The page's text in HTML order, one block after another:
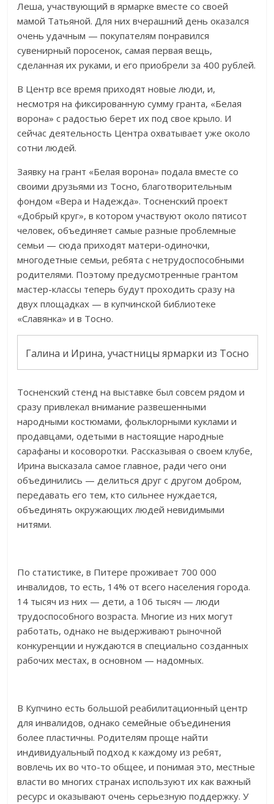
Леша, участвующий в ярмарке вместе со своей
мамой Татьяной. Для них вчерашний день оказался
очень удачным — покупателям понравился
сувенирный поросенок, самая первая вещь,
сделанная их руками, и его приобрели за 400 рублей.
В Центр все время приходят новые люди, и,
несмотря на фиксированную сумму гранта, «Белая
ворона» с радостью берет их под свое крыло. И
сейчас деятельность Центра охватывает уже около
сотни людей.
Заявку на грант «Белая ворона» подала вместе со
своими друзьями из Тосно, благотворительным
фондом «Вера и Надежда». Тосненский проект
«Добрый круг», в котором участвуют около пятисот
человек, объединяет самые разные проблемные
семьи — сюда приходят матери-одиночки,
многодетные семьи, ребята с нетрудоспособными
родителями. Поэтому предусмотренные грантом
мастер-классы теперь будут проходить сразу на
двух площадках — в купчинской библиотеке
«Славянка» и в Тосно.
Галина и Ирина, участницы ярмарки из Тосно
Тосненский стенд на выставке был совсем рядом и
сразу привлекал внимание развешенными
народными костюмами, фольклорными куклами и
продавцами, одетыми в настоящие народные
сарафаны и косоворотки. Рассказывая о своем клубе,
Ирина высказала самое главное, ради чего они
объединились — делиться друг с другом добром,
передавать его тем, кто сильнее нуждается,
объединять окружающих людей невидимыми
нитями.
По статистике, в Питере проживает 700 000
инвалидов, то есть, 14% от всего населения города.
14 тысяч из них — дети, а 106 тысяч — люди
трудоспособного возраста. Многие из них могут
работать, однако не выдерживают рыночной
конкуренции и нуждаются в специально созданных
рабочих местах, в основном — надомных.
В Купчино есть большой реабилитационный центр
для инвалидов, однако семейные объединения
более пластичны. Родителям проще найти
индивидуальный подход к каждому из ребят,
вовлечь их во что-то общее, и понимая это, местные
власти во многих странах используют их как важный
ресурс и оказывают очень серьезную поддержку. У